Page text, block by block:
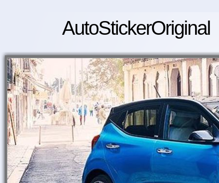
AutoStickerOriginal